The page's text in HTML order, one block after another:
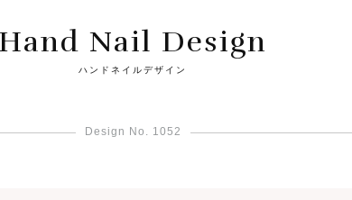
Hand Nail Design
ハンドネイルデザイン
Design No. 1052